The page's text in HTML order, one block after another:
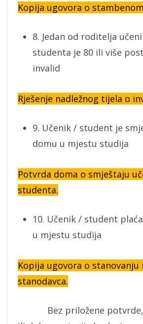
Kopija ugovora o
8. Jedan od roditelja
studenta je 80 ili više
invalid
Rješenje nadležnog tijela o
9. Učenik / student je
domu u mjestu studija
Potvrda doma o smještaju
studenta.
10. Učenik / student
u mjestu studija
Kopija ugovora o stanovanju
stanodavca.
Bez priložene potvrde,